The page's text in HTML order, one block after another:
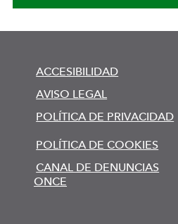
ACCESIBILIDAD
AVISO LEGAL
POLÍTICA DE PRIVACIDAD
POLÍTICA DE COOKIES
CANAL DE DENUNCIAS
ONCE